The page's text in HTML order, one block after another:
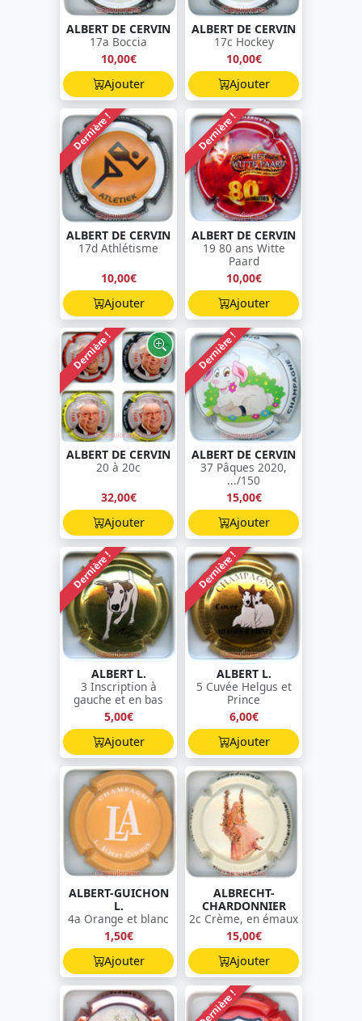
ALBERT DE CERVIN
17a Boccia
10,00€
Ajouter
ALBERT DE CERVIN
17c Hockey
10,00€
Ajouter
Dernière !
ALBERT DE CERVIN
17d Athlétisme
10,00€
Ajouter
Dernière !
ALBERT DE CERVIN
19 80 ans Witte
Paard
10,00€
Ajouter
Dernière !
ALBERT DE CERVIN
20 à 20c
32,00€
Ajouter
Dernière !
ALBERT DE CERVIN
37 Pâques 2020,
.../150
15,00€
Ajouter
Dernière !
ALBERT L.
3 Inscription à
gauche et en bas
5,00€
Ajouter
Dernière !
ALBERT L.
5 Cuvée Helgus et
Prince
6,00€
Ajouter
ALBERT-GUICHON
L.
4a Orange et blanc
1,50€
Ajouter
ALBRECHT-
CHARDONNIER
2c Crème, en émaux
15,00€
Ajouter
Dernière !